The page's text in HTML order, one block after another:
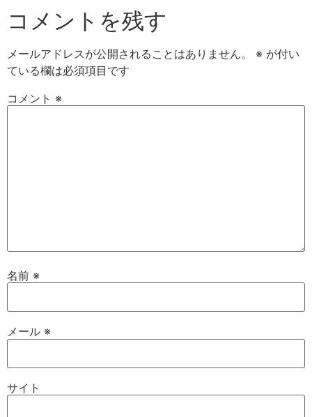
コメントを残す
メールアドレスが公開されることはありません。 ※ が付い
ている欄は必須項目です
コメント ※
名前 ※
メール ※
サイト